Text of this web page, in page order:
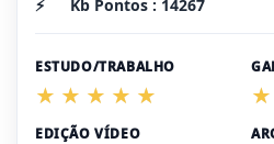
⚡ Kb Pontos : 14267
ESTUDO/TRABALHO
EDIÇÃO VÍDEO